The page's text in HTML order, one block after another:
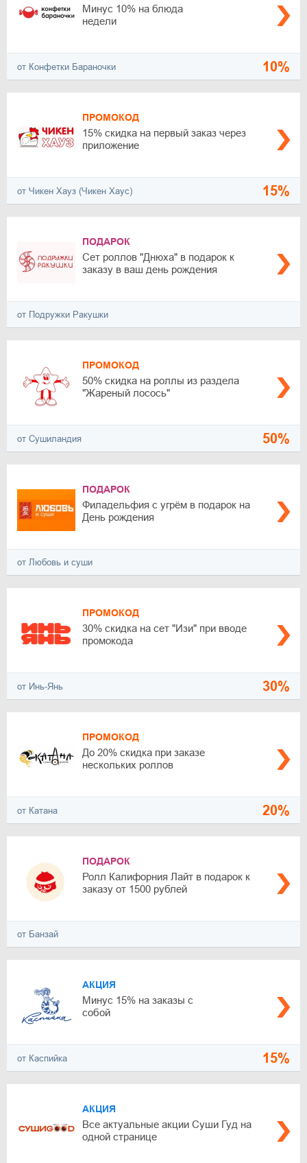
Минус 10% на блюда
недели
от Конфетки Бараночки 10%
ПРОМОКОД
15% скидка на первый заказ через
приложение
от Чикен Хауз (Чикен Хаус) 15%
ПОДАРОК
Сет роллов "Днюха" в подарок к
заказу в ваш день рождения
от Подружки Ракушки
ПРОМОКОД
50% скидка на роллы из раздела
"Жареный лосось"
от Сушиландия 50%
ПОДАРОК
Филадельфия с угрём в подарок на
День рождения
от Любовь и суши
ПРОМОКОД
30% скидка на сет "Изи" при вводе
промокода
от Инь-Янь 30%
ПРОМОКОД
До 20% скидка при заказе
нескольких роллов
от Катана 20%
ПОДАРОК
Ролл Калифорния Лайт в подарок к
заказу от 1500 рублей
от Банзай
АКЦИЯ
Минус 15% на заказы с
собой
от Каспийка 15%
АКЦИЯ
Все актуальные акции Суши Гуд на
одной странице